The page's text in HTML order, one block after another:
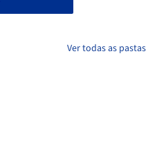
Ver todas as pastas